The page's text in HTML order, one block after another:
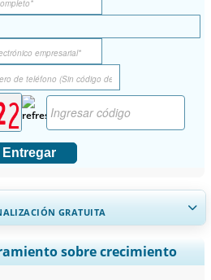
Entregar
GRATUITA
y por país, Análisis de segmentos,
competitivo, e información
sobre crecimiento